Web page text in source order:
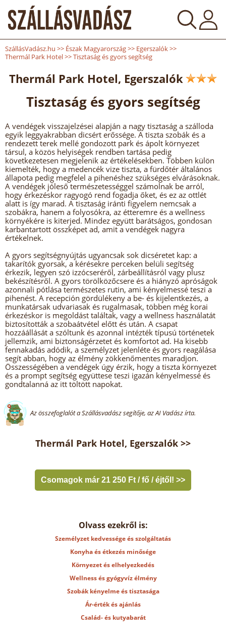
SzállásVadász.hu >> Észak Magyarország>> Egerszalók>>
Thermál Park Hotel>>Tisztaság és gyors segítség
Thermál Park Hotel, Egerszalók
Tisztaság és gyors segítség
A vendégek visszajelzései alapján a nagy tisztaság a szálloda
egyik leggyakrabban dicsért erőssége. A tiszta szobák és a
rendezett terek mellé gondozott park és ápolt környezet
társul, a közös helyiségek rendben tartása pedig
következetesen megjelenik az értékelésekben. Többen külön
kiemelték, hogy a medencék vize tiszta, a fürdőtér általános
állapota pedig megfelel a pihenéshez szükséges elvárásoknak.
A vendégek jóleső természetességgel számolnak be arról,
hogy érkezéskor ragyogó rend fogadja őket, és ez az ottlét
alatt is így marad. A tisztaság iránti figyelem nemcsak a
szobákra, hanem a folyosókra, az étteremre és a wellness
környékére is kiterjed. Mindez együtt barátságos, gondosan
karbantartott összképet ad, amit a vendégek nagyra
értékelnek.
A gyors segítségnyújtás ugyancsak sok dicséretet kap: a
takarítók gyorsak, a kérésekre perceken belüli segítség
érkezik, legyen szó izzócseréről, zárbeállításról vagy plusz
bekészítésről. A gyors törölközőcsere és a hiányzó apróságok
azonnali pótlása természetes rutin, ami kényelmessé teszi a
pihenést. A recepción gördülékeny a be- és kijelentkezés, a
munkatársak udvariasak és rugalmasak, többen még korai
érkezéskor is megoldást találtak, vagy a wellness használatát
biztosították a szobaátvétel előtt és után. A csapat
hozzáállását a szóltunk és azonnal intézték típusú történetek
jellemzik, ami biztonságérzetet és komfortot ad. Ha kisebb
fennakadás adódik, a személyzet jelenléte és gyors reagálása
segít abban, hogy az élmény zökkenőmentes maradjon.
Összességében a vendégek úgy érzik, hogy a tiszta környezet
és a prompt segítség együttese teszi igazán kényelmessé és
gondtalanná az itt töltött napokat.
Az összefoglalót a Szállásvadász segítője, az AI Vadász írta.
Thermál Park Hotel, Egerszalók >>
Csomagok már 21 250 Ft / fő / éjtől! >>
Olvass ezekről is:
Személyzet kedvessége és szolgáltatás
Konyha és étkezés minősége
Környezet és elhelyezkedés
Wellness és gyógyvíz élmény
Szobák kényelme és tisztasága
Ár-érték és ajánlás
Család- és kutyabarát